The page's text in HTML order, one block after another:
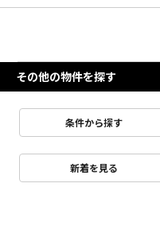
その他の物件を探す
条件から探す
新着を見る